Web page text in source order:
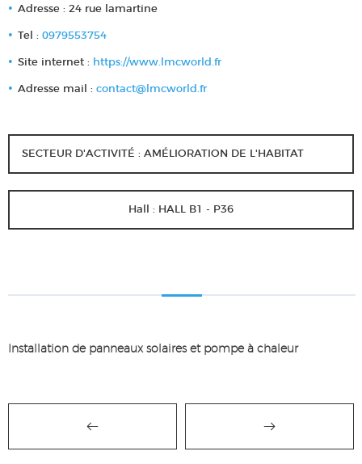
Adresse : 24 rue lamartine
Tel : 0979553754
Site internet : https://www.lmcworld.fr
Adresse mail : contact@lmcworld.fr
SECTEUR D'ACTIVITÉ : AMÉLIORATION DE L'HABITAT
Hall : HALL B1 - P36
Installation de panneaux solaires et pompe à chaleur